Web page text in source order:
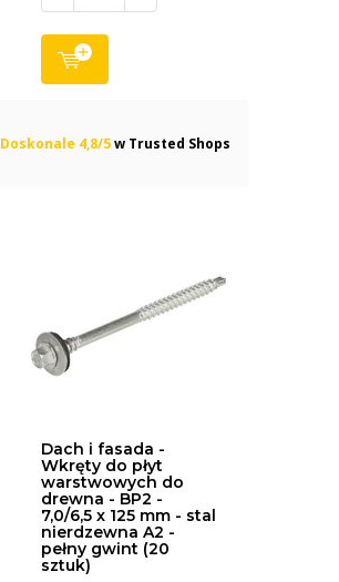
Doskonale 4,8/5w Trusted Shops
Dach i fasada -
Wkręty do płyt
warstwowych do
drewna - BP2 -
7,0/6,5 x 125 mm - stal
nierdzewna A2 -
pełny gwint (20
sztuk)